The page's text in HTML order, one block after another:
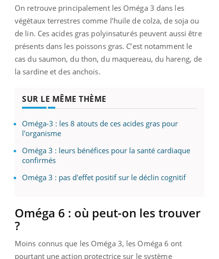
On retrouve principalement les Oméga 3 dans les
végétaux terrestres comme l’huile de colza, de soja ou
de lin. Ces acides gras polyinsaturés peuvent aussi être
présents dans les poissons gras. C’est notamment le
cas du saumon, du thon, du maquereau, du hareng, de
la sardine et des anchois.
SUR LE MÊME THÈME
Oméga-3 : les 8 atouts de ces acides gras pour
l'organisme
Oméga 3 : leurs bénéfices pour la santé cardiaque
confirmés
Oméga 3 : pas d'effet positif sur le déclin cognitif
Oméga 6 : où peut-on les trouver
?
Moins connus que les Oméga 3, les Oméga 6 ont
pourtant une action protectrice sur le système